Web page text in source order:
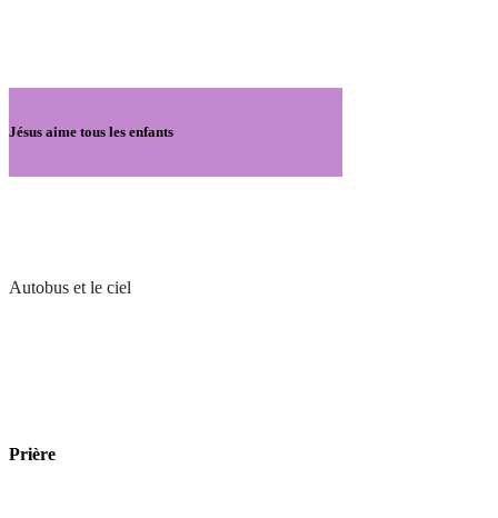
Jésus aime tous les enfants
Autobus et le ciel
Prière